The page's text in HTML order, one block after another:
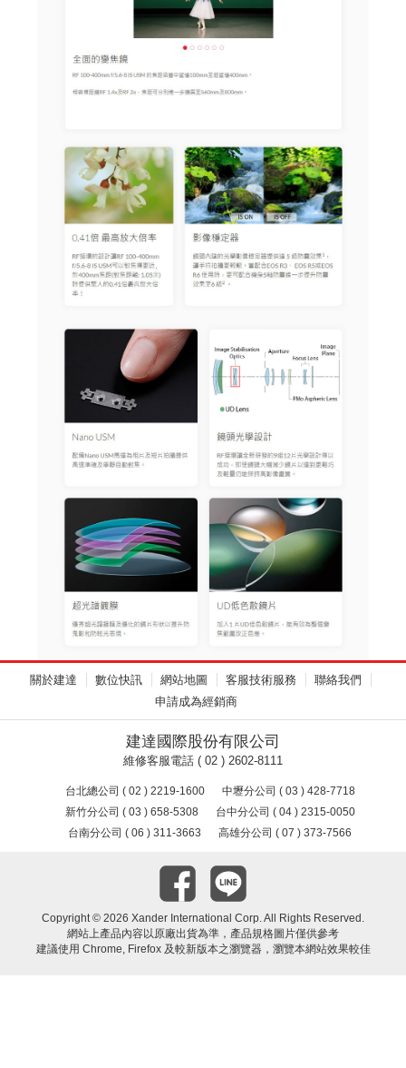
關於建達 數位快訊 網站地圖 客服技術服務
聯絡我們
申請成為經銷商
建達國際股份有限公司
維修客服電話 ( 02 ) 2602-8111
台北總公司 ( 02 ) 2219-1600
中壢分公司 ( 03 ) 428-7718
新竹分公司 ( 03 ) 658-5308
台中分公司 ( 04 ) 2315-0050
台南分公司 ( 06 ) 311-3663
高雄分公司 ( 07 ) 373-7566
Copyright © 2026 Xander International Corp. All Rights Reserved.
網站上產品內容以原廠出貨為準，產品規格圖片僅供參考
建議使用 Chrome, Firefox 及較新版本之瀏覽器，瀏覽本網站效果較佳